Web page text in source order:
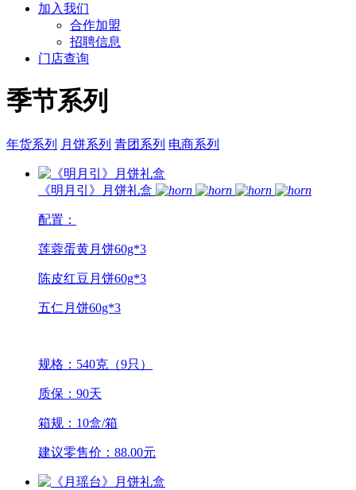
加入我们
合作加盟
招聘信息
门店查询
季节系列
年货系列 月饼系列 青团系列 电商系列
《明月引》月饼礼盒
配置：
莲蓉蛋黄月饼60g*3
陈皮红豆月饼60g*3
五仁月饼60g*3
规格：540克（9只）
质保：90天
箱规：10盒/箱
建议零售价：88.00元